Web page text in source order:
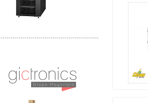
-------------------------------------------------